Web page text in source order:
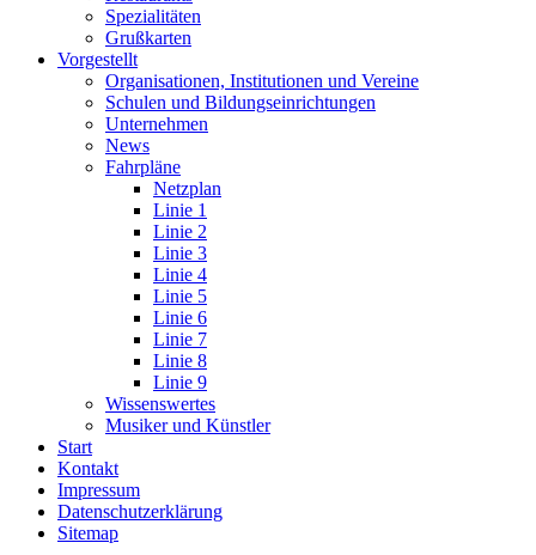
Spezialitäten
Grußkarten
Vorgestellt
Organisationen, Institutionen und Vereine
Schulen und Bildungseinrichtungen
Unternehmen
News
Fahrpläne
Netzplan
Linie 1
Linie 2
Linie 3
Linie 4
Linie 5
Linie 6
Linie 7
Linie 8
Linie 9
Wissenswertes
Musiker und Künstler
Start
Kontakt
Impressum
Datenschutz­erklärung
Sitemap